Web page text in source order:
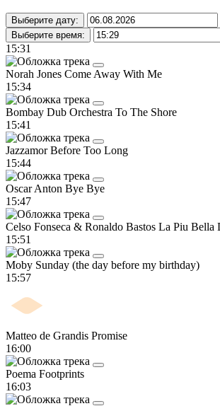
Выберите дату:
Выберите время:
15:31
Norah Jones Come Away With Me
15:34
Bombay Dub Orchestra To The Shore
15:41
JazzamorBefore Too Long
15:44
Oscar Anton Bye Bye
15:47
Celso Fonseca & Ronaldo Bastos La Piu Bella
15:51
Moby Sunday (the day before my birthday)
15:57
Matteo de Grandis Promise
16:00
Poema Footprints
16:03